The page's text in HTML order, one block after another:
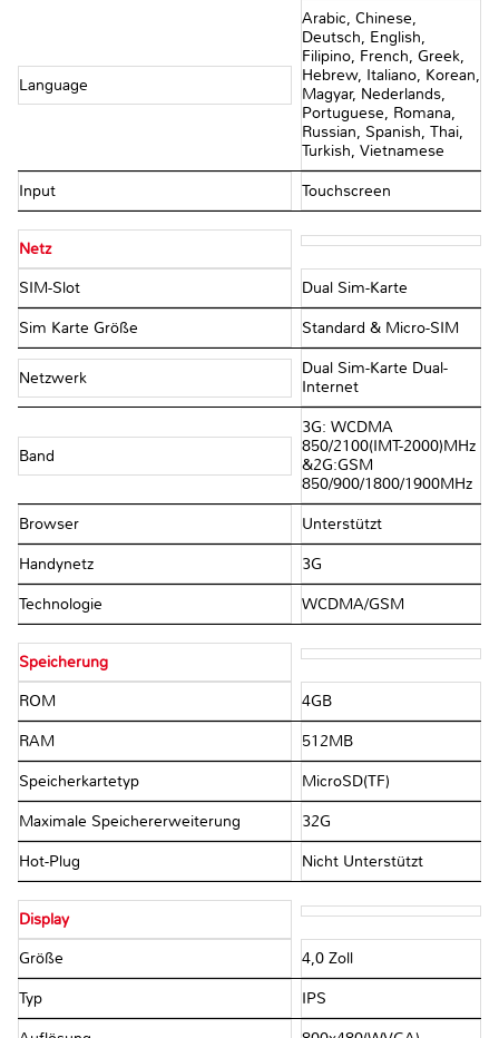
Language
Arabic, Chinese,
Deutsch, English,
Filipino, French, Greek,
Hebrew, Italiano, Korean,
Magyar, Nederlands,
Portuguese, Romana,
Russian, Spanish, Thai,
Turkish, Vietnamese
Input Touchscreen
Netz
SIM-Slot Dual Sim-Karte
Sim Karte Größe Standard & Micro-SIM
Netzwerk
Dual Sim-Karte Dual-
Internet
Band
3G: WCDMA
850/2100(IMT-2000)MHz
&2G:GSM
850/900/1800/1900MHz
Browser Unterstützt
Handynetz 3G
Technologie WCDMA/GSM
Speicherung
ROM 4GB
RAM 512MB
Speicherkartetyp MicroSD(TF)
Maximale Speichererweiterung 32G
Hot-Plug Nicht Unterstützt
Display
Größe 4,0 Zoll
Typ IPS